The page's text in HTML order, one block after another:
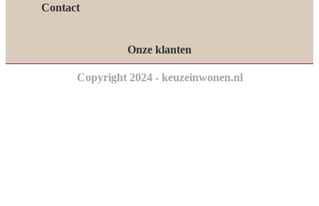
Contact
Onze klanten
Copyright 2024 - keuzeinwonen.nl